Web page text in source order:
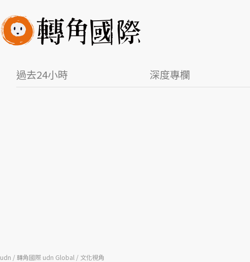
過去24小時 深度專欄
udn 轉角國際 udn Global 文化視角